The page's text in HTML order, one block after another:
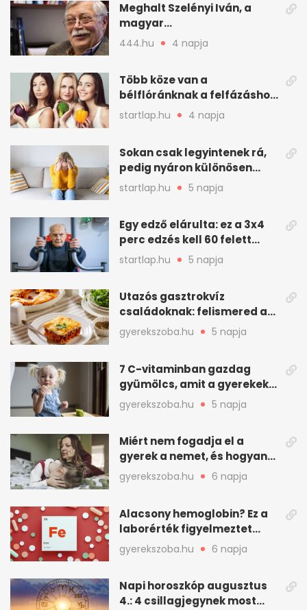
Meghalt Szelényi Iván, a
magyar
társadalomtudomány
meghatározó alakja
444.hu 4 napja
Több köze van a
bélflóránknak a felfázáshoz,
mint hinnénk – Így védhetjük
nyáron a húgyutakat (x)
startlap.hu 4 napja
Sokan csak legyintenek rá,
pedig nyáron különösen
gyakran jelentkezik ez a
kellemetlen betegség
startlap.hu 5 napja
Egy edző elárulta: ez a 3x4
perc edzés kell 60 felett
mindenkinek
startlap.hu 5 napja
Utazós gasztrokvíz
családoknak: felismered az
asadót és társait?
gyerekszoba.hu 5 napja
7 C-vitaminban gazdag
gyümölcs, amit a gyerekek
is szívesen megesznek
gyerekszoba.hu 5 napja
Miért nem fogadja el a
gyerek a nemet, és hogyan
mondd ki jól?
gyerekszoba.hu 6 napja
Alacsony hemoglobin? Ez a
laborérték figyelmeztet
vashiányra
gyerekszoba.hu 6 napja
Napi horoszkóp augusztus
4.: 4 csillagjegynek most